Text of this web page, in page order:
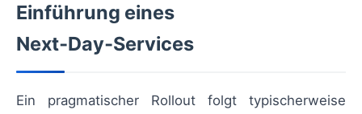
Einführung eines
Next‑Day‑Services
Ein pragmatischer Rollout folgt typischerweise